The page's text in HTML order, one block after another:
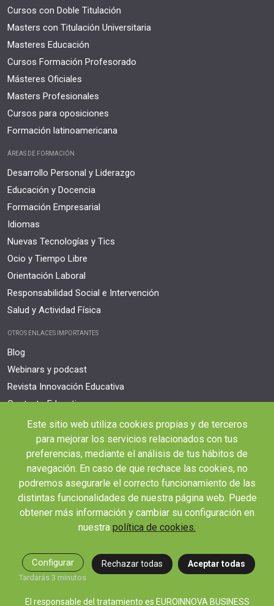
Cursos con Doble Titulación
Masters con Titulación Universitaria
Masteres Educación
Cursos Formación Profesorado
Másteres Oficiales
Masters Profesionales
Cursos para oposiciones
Formación latinoamericana
ÁREAS DE FORMACIÓN
Desarrollo Personal y Liderazgo
Educación y Docencia
Formación Empresarial
Idiomas
Nuevas Tecnologías y Tics
Ocio y Tiempo Libre
Orientación Laboral
Responsabilidad Social e Intervención
Salud y Actividad Física
OTROS ENLACES IMPORTANTES
Blog
Webinars y podcast
Revista Innovación Educativa
Contexto Educativo
Desistir contrato aquí
Tienes 14 días desde tu matriculación para cancelar sin coste y recibir el
reembolso completo.
© 2026 RED EDUCA
Este sitio web utiliza cookies propias y de terceros
para mejorar los servicios relacionados con tus
preferencias, mediante el análisis de tus hábitos de
navegación. En caso de que rechace las cookies, no
podremos asegurarle el correcto funcionamiento de las
distintas funcionalidades de nuestra página web. Puede
obtener más información y cambiar su configuración en
nuestra política de cookies.
Configurar
Tardarás 3 minutos
Rechazar todas Aceptar todas
El responsable del tratamiento es EUROINNOVA BUSINESS